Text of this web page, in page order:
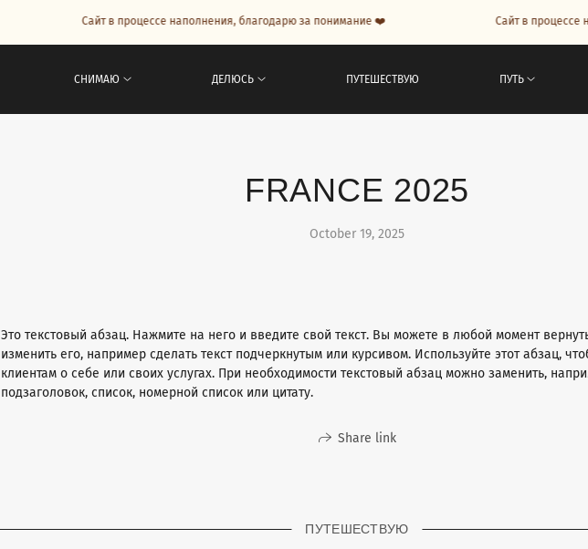
СНИМАЮ ДЕЛЮСЬ ПУТЕШЕСТВУЮ ПУТЬ
FRANCE 2025
October 19, 2025
Это текстовый абзац. Нажмите на него и введите свой текст. Вы можете в любой момент
изменить его, например сделать текст подчеркнутым или курсивом. Используйте этот абзац,
клиентам о себе или своих услугах. При необходимости текстовый абзац можно заменить,
подзаголовок, список, номерной список или цитату.
Share link
ПУТЕШЕСТВУЮ
Сайт в процессе наполнения, благодарю за понимание ❤️ Сайт в процессе